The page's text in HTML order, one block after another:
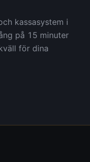
kassasystem i
på 15 minuter
för dina